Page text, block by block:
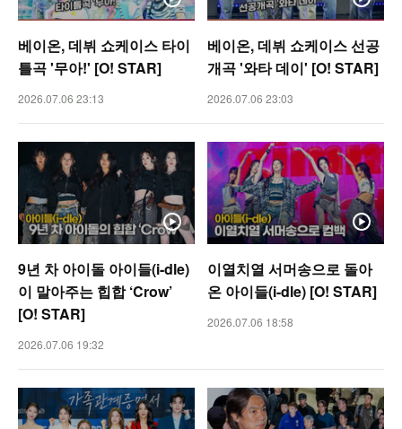
베이온, 데뷔 쇼케이스 타이
틀곡 '무아!' [O! STAR]
2026.07.06 23:13
베이온, 데뷔 쇼케이스 선공
개곡 '와타 데이' [O! STAR]
2026.07.06 23:03
9년 차 아이돌 아이들(i-dle)
이 말아주는 힙합 ‘Crow’
[O! STAR]
2026.07.06 19:32
이열치열 서머송으로 돌아
온 아이들(i-dle) [O! STAR]
2026.07.06 18:58